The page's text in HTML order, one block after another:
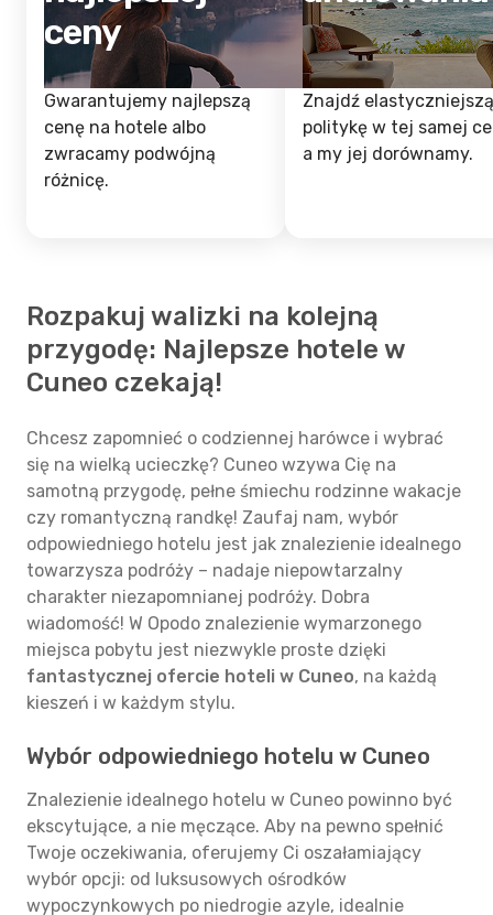
ceny
Gwarantujemy najlepszą
cenę na hotele albo
zwracamy podwójną
różnicę.
Znajdź elastyczniejszą
politykę w tej samej
a my jej dorównamy.
Rozpakuj walizki na kolejną
przygodę: Najlepsze hotele w
Cuneo czekają!
Chcesz zapomnieć o codziennej harówce i wybrać
się na wielką ucieczkę? Cuneo wzywa Cię na
samotną przygodę, pełne śmiechu rodzinne wakacje
czy romantyczną randkę! Zaufaj nam, wybór
odpowiedniego hotelu jest jak znalezienie idealnego
towarzysza podróży – nadaje niepowtarzalny
charakter niezapomnianej podróży. Dobra
wiadomość! W Opodo znalezienie wymarzonego
miejsca pobytu jest niezwykle proste dzięki
fantastycznej ofercie hoteli w Cuneo, na każdą
kieszeń i w każdym stylu.
Wybór odpowiedniego hotelu w Cuneo
Znalezienie idealnego hotelu w Cuneo powinno być
ekscytujące, a nie męczące. Aby na pewno spełnić
Twoje oczekiwania, oferujemy Ci oszałamiający
wybór opcji: od luksusowych ośrodków
wypoczynkowych po niedrogie azyle, idealnie